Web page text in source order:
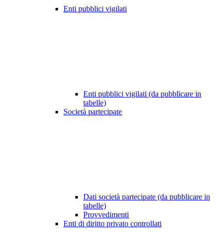
Enti pubblici vigilati
Enti pubblici vigilati (da pubblicare in
tabelle)
Società partecipate
Dati società partecipate (da pubblicare in
tabelle)
Provvedimenti
Enti di diritto privato controllati